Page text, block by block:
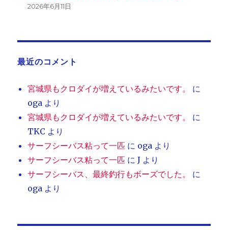
2026年6月11日
最近のコメント
宮城県もクロダイが増えているみたいです。
に
oga より
宮城県もクロダイが増えているみたいです。
に
TKC より
サーフシーバス粘って一匹 に oga より
サーフシーバス粘って一匹 にJ より
サーフシーバス、最終釣行もボーズでした。
に
oga より